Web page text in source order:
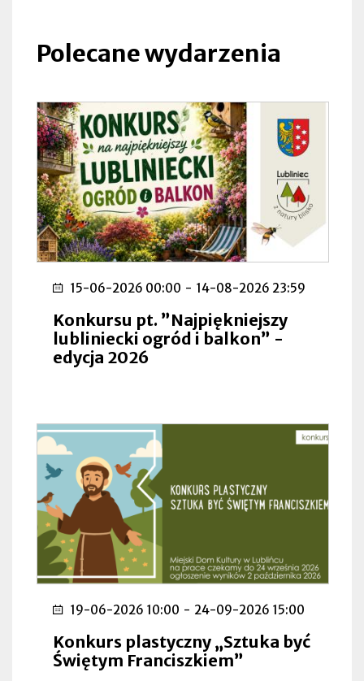
zakładce
Polecane wydarzenia
15-06-2026 00:00 - 14-08-2026 23:59
Konkursu pt. ”Najpiękniejszy
lubliniecki ogród i balkon” -
edycja 2026
19-06-2026 10:00 - 24-09-2026 15:00
Konkurs plastyczny „Sztuka być
Świętym Franciszkiem”